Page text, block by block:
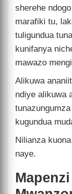
sherehe
marafiki tu,
tuligundua
kunifanya
mawazo
Alikuwa
ndiye alikuwa
kugundua
Nilianza
naye.